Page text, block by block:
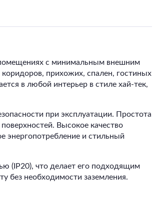
помещениях с минимальным внешним
прихожих, спален, гостиных
в любой интерьер в стиле хай-тек,
при эксплуатации. Простота
Высокое качество
энергопотребление и стильный
(IP20), что делает его подходящим
без необходимости заземления.